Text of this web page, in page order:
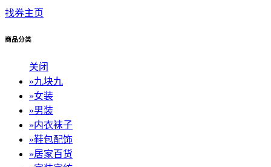
找券主页
商品分类
关闭
»九块九
»女装
»男装
»内衣袜子
»鞋包配饰
»居家百货